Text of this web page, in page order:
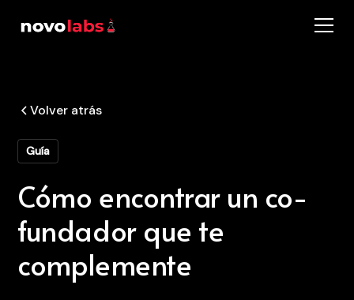
Volver atrás
Guía
Cómo encontrar un co-
fundador que te
complemente